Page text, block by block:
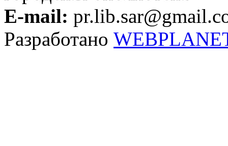
E-mail:
Разработано